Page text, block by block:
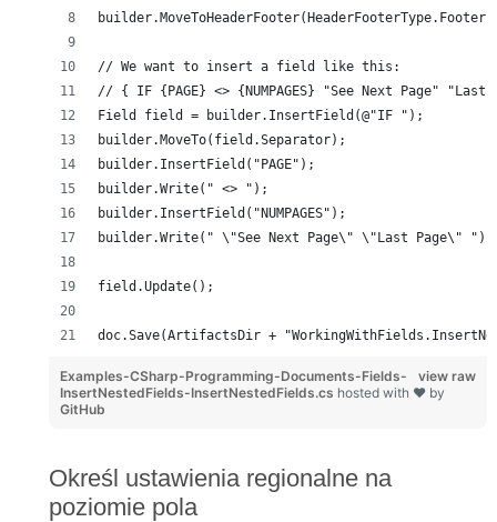
// We want to insert a field like this:
// { IF {PAGE} <> {NUMPAGES} "See Next Page" "Last
Field field = builder.InsertField(@"IF ");
builder.MoveTo(field.Separator);
builder.InsertField("PAGE");
builder.Write(" <> ");
builder.InsertField("NUMPAGES");
builder.Write(" \"See Next Page\" \"Last Page\" ");
field.Update();
doc.Save(ArtifactsDir +
view raw
Examples-CSharp-Programming-Documents-Fields-
InsertNestedFields-InsertNestedFields.cs hosted with ❤ by
GitHub
Określ ustawienia regionalne na
poziomie pola